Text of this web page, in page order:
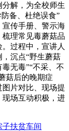
解，为全校师生
备、杜绝误食”
传手册、警示海
理常见毒蘑菇品
过程中，宣讲人
沉点“野生蘑菇
无毒”“不采、不
菇后的晚期症
片对比、现场提
场互动积极，进
子扶贫车间